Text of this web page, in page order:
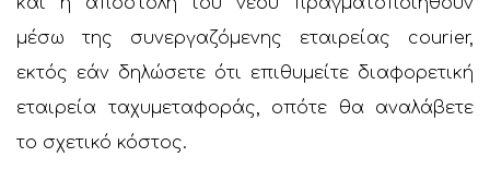
μέσω της συνεργαζόμενης εταιρείας courier,
εκτός εάν δηλώσετε ότι επιθυμείτε διαφορετική
εταιρεία ταχυμεταφοράς, οπότε θα αναλάβετε
το σχετικό κόστος.